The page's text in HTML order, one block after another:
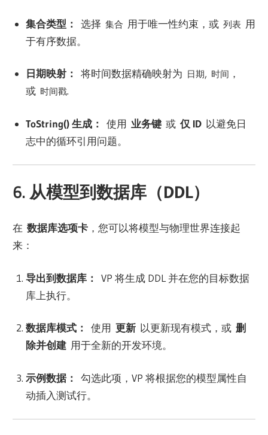
集合类型： 选择 集合 用于唯一性约束，或 列表用
于有序数据。
日期映射： 将时间数据精确映射为 日期, 时间 ，
或 时间戳.
ToString() 生成： 使用 业务键或 仅 ID以避免日
志中的循环引用问题。
6. 从模型到数据库（DDL）
在数据库选项卡 ，您可以将模型与物理世界连接起
来：
导出到数据库：
VP 将生成 DDL 并在您的目标数据
库上执行。
数据库模式： 使用 更新以更新现有模式，或 删
除并创建用于全新的开发环境。
示例数据：
勾选此项，VP 将根据您的模型属性自
动插入测试行。